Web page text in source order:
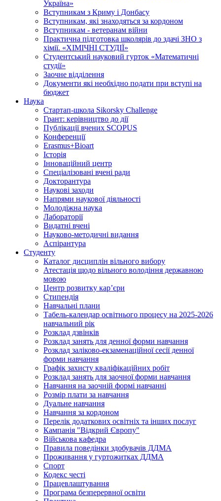
Україна»
Вступникам з Криму і Донбасу
Вступникам, які знаходяться за кордоном
Вступникам - ветеранам війни
Практична підготовка школярів до здачі ЗНО з
хімії. «ХІМІЧНІ СТУДІЇ»
Студентський науковий гурток «Математичні
студії»
Заочне відділення
Документи які необхідно подати при вступі на
бюджет
Наука
Стартап-школа Sikorsky Challenge
Грант: керівництво до дії
Публікації вчених SCOPUS
Конференції
Erasmus+Bioart
Історія
Інноваційний центр
Спеціалізовані вчені ради
Докторантура
Наукові заходи
Напрями наукової діяльності
Молодіжна наука
Лабораторії
Видатні вчені
Науково-методичні видання
Аспірантура
Студенту
Каталог дисциплін вільного вибору
Атестація щодо вільного володіння державною
мовою
Центр розвитку кар’єри
Стипендія
Навчальні плани
Табель-календар освітнього процесу на 2025-2026
навчальний рік
Розклад дзвінків
Розклад занять для денної форми навчання
Розклад заліково-екзаменаційної сесії денної
форми навчання
Графік захисту кваліфікаційних робіт
Розклад занять для заочної форми навчання
Навчання на заочній формі навчанні
Розмір плати за навчання
Дуальне навчання
Навчання за кордоном
Перелік додаткових освітніх та інших послуг
Кампанія "Відкрий Європу"
Військова кафедра
Правила поведінки здобувачів ДДМА
Проживання у гуртожитках ДДМА
Спорт
Кодекс честі
Працевлаштування
Програма безперервної освіти